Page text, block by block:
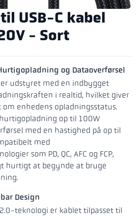
USB-C kabel
- Sort
og Dataoverførsel
udstyret med en indbygget
i realtid, hvilket giver
om enhedens opladningsstatus.
op til 100W
med en hastighed på op til
med
som PD, QC, AFC og FCP,
hurtigt at begynde at bruge
Design
teknologi er kablet tilpasset til